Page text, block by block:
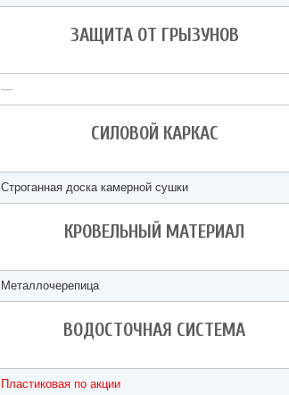
ЗАЩИТА ОТ ГРЫЗУНОВ
—
СИЛОВОЙ КАРКАС
Строганная доска камерной сушки
КРОВЕЛЬНЫЙ МАТЕРИАЛ
Металлочерепица
ВОДОСТОЧНАЯ СИСТЕМА
Пластиковая по акции